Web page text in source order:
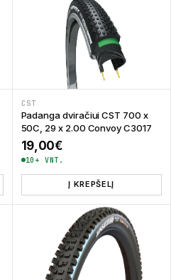
CST
Padanga dviračiui CST 700 x
50C, 29 x 2.00 Convoy C3017
19,00€
10+ VNT.
Į KREPŠELĮ